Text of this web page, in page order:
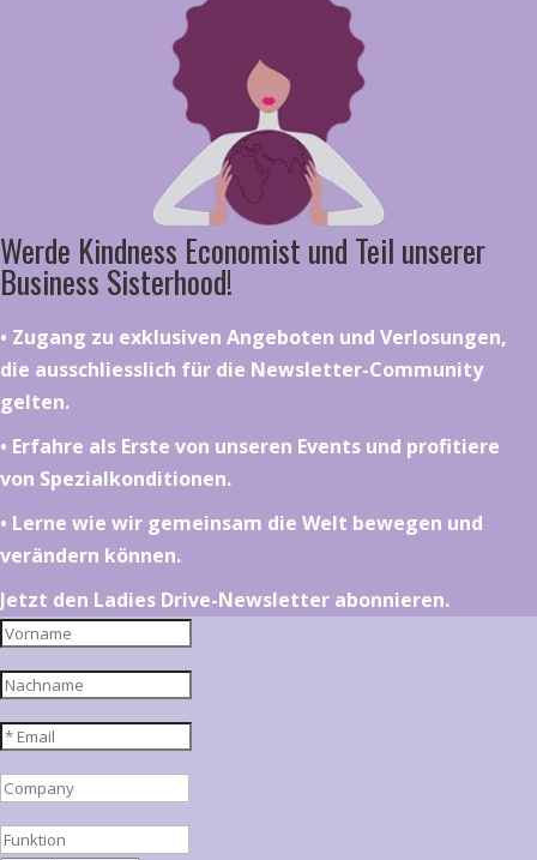
Werde Kindness Economist und Teil unserer
Business Sisterhood!
•⁠ ⁠⁠Zugang zu exklusiven Angeboten und Verlosungen,
die ausschliesslich für die Newsletter-Community
gelten.
•⁠ ⁠⁠Erfahre als Erste von unseren Events und profitiere
von Spezialkonditionen.
•⁠ ⁠⁠Lerne wie wir gemeinsam die Welt bewegen und
verändern können.
Jetzt den Ladies Drive-Newsletter abonnieren.